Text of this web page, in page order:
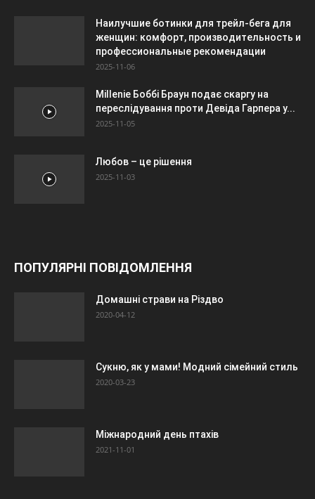
Наилучшие ботинки для трейл-бега для
женщин: комфорт, производительность и
профессиональные рекомендации
2025-11-06
Millenie Боббі Браун подає скаргу на
переслідування проти Девіда Гарпера у...
2025-11-05
Любов – це рішення
2025-11-03
ПОПУЛЯРНІ ПОВІДОМЛЕННЯ
Домашні страви на Різдво
2020-04-12
Сукню, як у мами! Модний сімейний стиль
2020-03-23
Міжнародний день птахів
2021-11-01